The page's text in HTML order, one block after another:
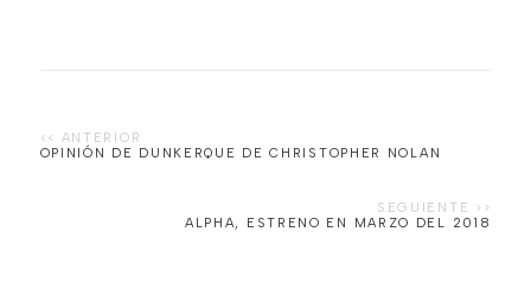
OPINIÓN DE DUNKERQUE DE CHRISTOPHER NOLAN
ALPHA, ESTRENO EN MARZO DEL 2018